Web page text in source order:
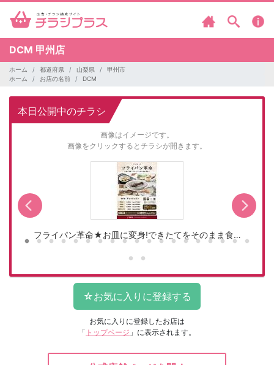
DCM 甲州店
ホーム 都道府県 山梨県
甲州市
ホーム
お店の名前 DCM
本日公開中のチラシ
画像はイメージです。
画像をクリックするとチラシが開きます。
フライパン革命★お皿に変身!できたてをそのまま食…
お気に入りに登録したお店は
「 トップページ 」に表示されます。